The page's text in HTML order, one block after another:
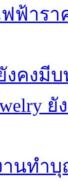
ฟ้าร
งคงมี
นทำ